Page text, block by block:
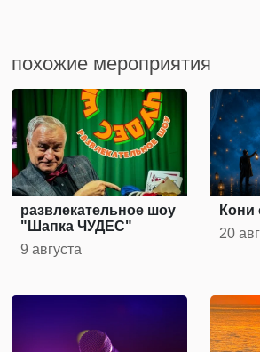
похожие мероприятия
развлекательное шоу
"Шапка ЧУДЕС"
9 августа
Кони
20